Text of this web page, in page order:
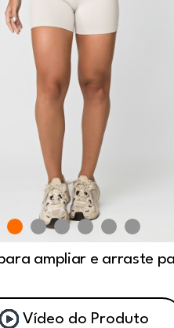
ampliar e arraste
Vídeo do Produto